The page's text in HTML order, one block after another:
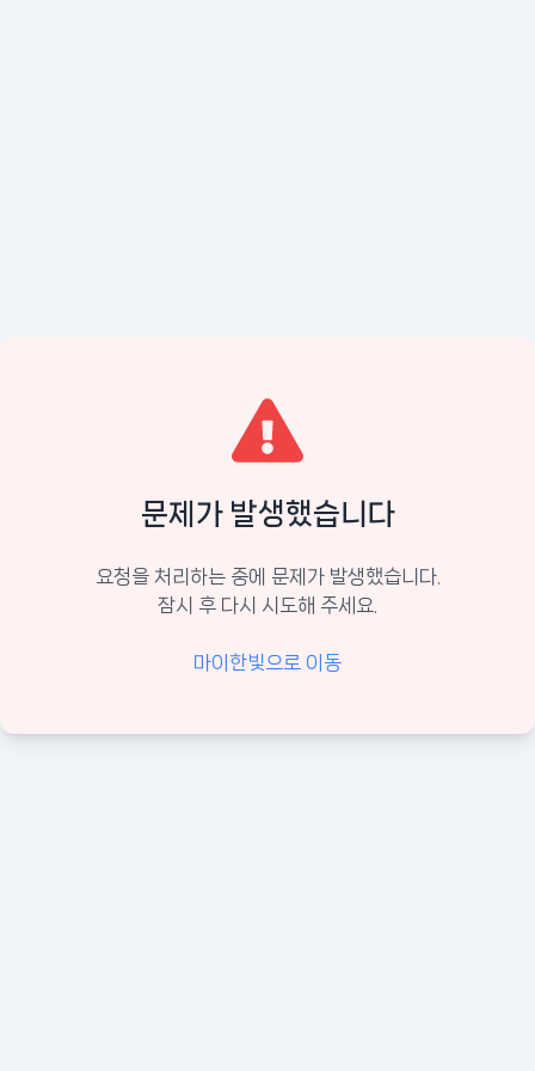
문제가 발생했습니다
요청을 처리하는 중에 문제가 발생했습니다.
잠시 후 다시 시도해 주세요.
마이한빛으로 이동